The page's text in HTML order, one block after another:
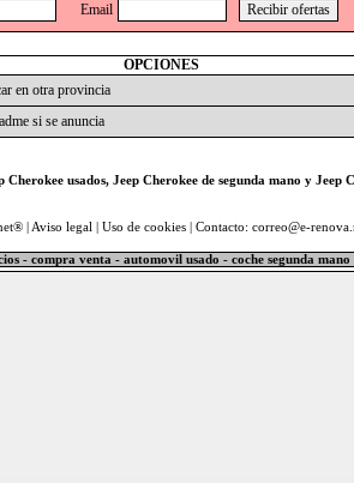
Email
OPCIONES
en otra provincia
si se anuncia
Cherokee usados, Jeep Cherokee de segunda mano y Jeep
| Aviso legal Uso de cookies| Contacto: correo@e-
- compra venta - automovil usado - coche segunda mano